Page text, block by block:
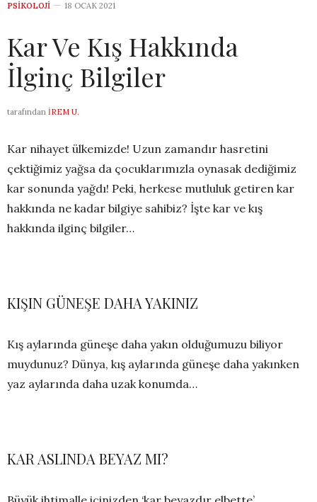
PSIKOLOJI 18 OCAK 2021
Kar Ve Kış Hakkında
İlginç Bilgiler
tarafından İREM U.
Kar nihayet ülkemizde! Uzun zamandır hasretini
çektiğimiz yağsa da çocuklarımızla oynasak dediğimiz
kar sonunda yağdı! Peki, herkese mutluluk getiren kar
hakkında ne kadar bilgiye sahibiz? İşte kar ve kış
hakkında ilginç bilgiler…
KIŞIN GÜNEŞE DAHA YAKINIZ
Kış aylarında güneşe daha yakın olduğumuzu biliyor
muydunuz? Dünya, kış aylarında güneşe daha yakınken
yaz aylarında daha uzak konumda…
KAR ASLINDA BEYAZ MI?